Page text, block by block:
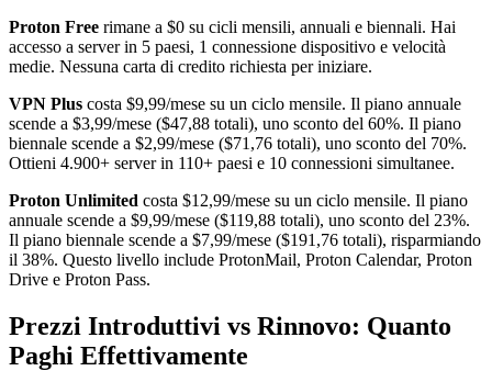
Proton Free rimane a $0 su cicli mensili, annuali e biennali. Hai
accesso a server in 5 paesi, 1 connessione dispositivo e velocità
medie. Nessuna carta di credito richiesta per iniziare.
VPN Plus costa $9,99/mese su un ciclo mensile. Il piano annuale
scende a $3,99/mese ($47,88 totali), uno sconto del 60%. Il piano
biennale scende a $2,99/mese ($71,76 totali), uno sconto del 70%.
Ottieni 4.900+ server in 110+ paesi e 10 connessioni simultanee.
Proton Unlimited costa $12,99/mese su un ciclo mensile. Il piano
annuale scende a $9,99/mese ($119,88 totali), uno sconto del 23%.
Il piano biennale scende a $7,99/mese ($191,76 totali), risparmiando
il 38%. Questo livello include ProtonMail, Proton Calendar, Proton
Drive e Proton Pass.
Prezzi Introduttivi vs Rinnovo: Quanto
Paghi Effettivamente